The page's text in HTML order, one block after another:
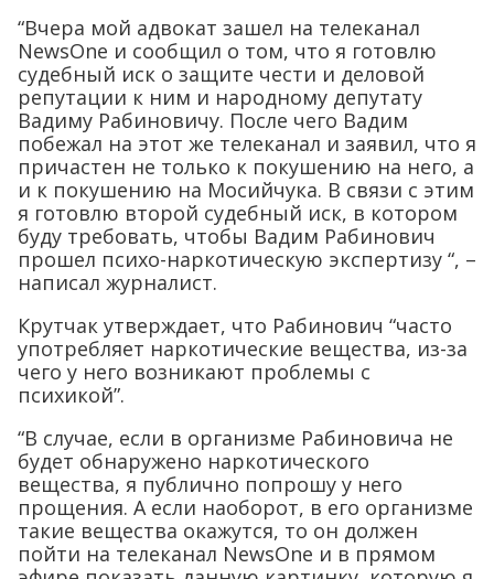
“Вчера мой адвокат зашел на телеканал
NewsOne и сообщил о том, что я готовлю
судебный иск о защите чести и деловой
репутации к ним и народному депутату
Вадиму Рабиновичу. После чего Вадим
побежал на этот же телеканал и заявил, что я
причастен не только к покушению на него, а
и к покушению на Мосийчука. В связи с этим
я готовлю второй судебный иск, в котором
буду требовать, чтобы Вадим Рабинович
прошел психо-наркотическую экспертизу “, –
написал журналист.
Крутчак утверждает, что Рабинович “часто
употребляет наркотические вещества, из-за
чего у него возникают проблемы с
психикой”.
“В случае, если в организме Рабиновича не
будет обнаружено наркотического
вещества, я публично попрошу у него
прощения. А если наоборот, в его организме
такие вещества окажутся, то он должен
пойти на телеканал NewsOne и в прямом